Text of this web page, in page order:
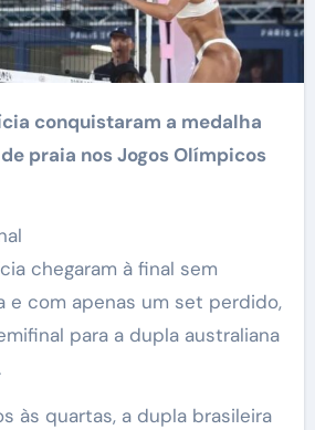
praia nos Jogos Olímpicos
chegaram à final sem
e com apenas um set perdido,
para a dupla australiana
às quartas, a dupla brasileira